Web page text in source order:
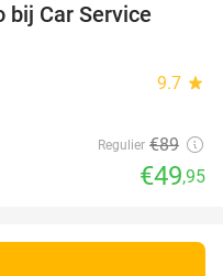
bij Car Service
9.7 star
Regulier €89
€49,95